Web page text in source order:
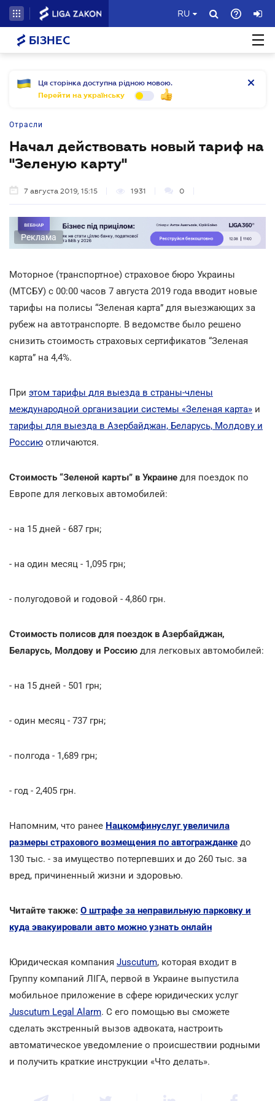
RU
БІЗНЕС
Ця сторінка доступна рідною мовою.
Перейти на українську
Отрасли
Начал действовать новый тариф на
"Зеленую карту"
7 августа 2019, 15:15 1931 0
Реклама
Моторное (транспортное) страховое бюро Украины
(МТСБУ) с 00:00 часов 7 августа 2019 года вводит новые
тарифы на полисы “Зеленая карта” для выезжающих за
рубеж на автотранспорте. В ведомстве было решено
снизить стоимость страховых сертификатов “Зеленая
карта” на 4,4%.
При этом тарифы для выезда в страны-члены
международной организации системы «Зеленая карта» и
тарифы для выезда в Азербайджан, Беларусь, Молдову и
Россию отличаются.
Стоимость “Зеленой карты” в Украине для поездок по
Европе для легковых автомобилей:
- на 15 дней - 687 грн;
- на один месяц - 1,095 грн;
- полугодовой и годовой - 4,860 грн.
Стоимость полисов для поездок в Азербайджан,
Беларусь, Молдову и Россию для легковых автомобилей:
- на 15 дней - 501 грн;
- один месяц - 737 грн;
- полгода - 1,689 грн;
- год - 2,405 грн.
Напомним, что ранее Нацкомфинуслуг увеличила
размеры страхового возмещения по автогражданке до
130 тыс. - за имущество потерпевших и до 260 тыс. за
вред, причиненный жизни и здоровью.
Читайте также: О штрафе за неправильную парковку и
куда эвакуировали авто можно узнать онлайн
Юридическая компания Juscutum, которая входит в
Группу компаний ЛІГА, первой в Украине выпустила
мобильное приложение в сфере юридических услуг
Juscutum Legal Alarm. С его помощью вы сможете
сделать экстренный вызов адвоката, настроить
автоматическое уведомление о происшествии родными
и получить краткие инструкции «Что делать».